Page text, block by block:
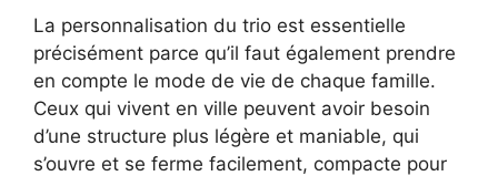
La personnalisation du trio est essentielle
précisément parce qu’il faut également prendre
en compte le mode de vie de chaque famille.
Ceux qui vivent en ville peuvent avoir besoin
d’une structure plus légère et maniable, qui
s’ouvre et se ferme facilement, compacte pour